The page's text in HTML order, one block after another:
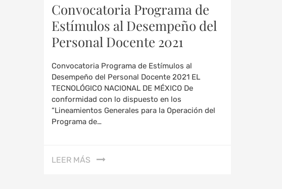
Convocatoria Programa de
Estímulos al Desempeño del
Personal Docente 2021
Convocatoria Programa de Estímulos al
Desempeño del Personal Docente 2021 EL
TECNOLÓGICO NACIONAL DE MÉXICO De
conformidad con lo dispuesto en los
“Lineamientos Generales para la Operación del
Programa de…
LEER MÁS